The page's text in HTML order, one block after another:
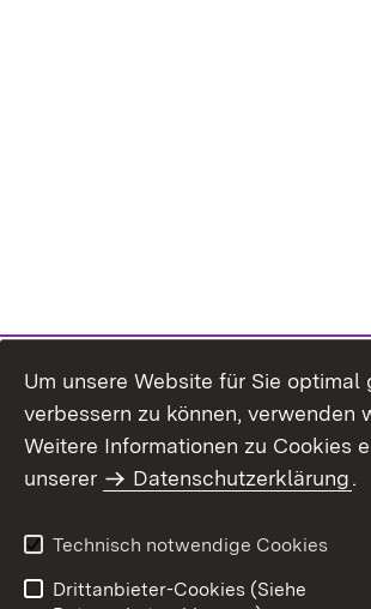
Themenübersicht
Um unsere Website für Sie optimal
verbessern zu können, verwenden
Weitere Informationen zu Cookies
unserer
Datenschutzerklärung.
Technisch notwendige Cookies
Drittanbieter-Cookies (Siehe